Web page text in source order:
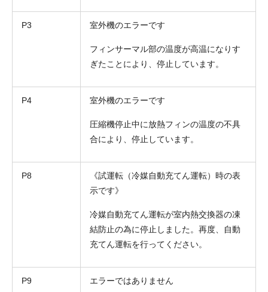
P3 室外機のエラーです
フィンサーマル部の温度が高温になりす
ぎたことにより、停止しています。
P4 室外機のエラーです
圧縮機停止中に放熱フィンの温度の不具
合により、停止しています。
P8
《試運転（冷媒自動充てん運転）時の表
示です》
冷媒自動充てん運転が室内熱交換器の凍
結防止の為に停止しました。再度、自動
充てん運転を行ってください。
P9 エラーではありません